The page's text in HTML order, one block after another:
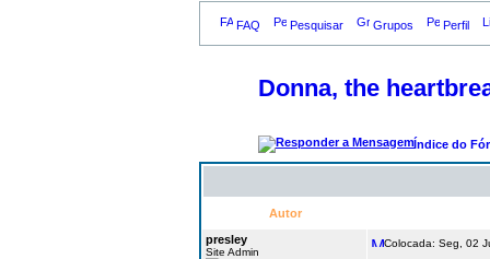
FAQ Pesquisar Grupos Perfil
Donna, the
Índice do
Autor
presley
Site Admin
Colocada: Seg, 02